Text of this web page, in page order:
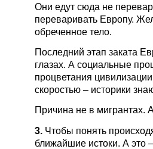
Они едут сюда не
переваривать Европу.
обреченное тело.
Последний этап заката
глазах. А социальные
процветания
скоростью – историки
Причина не в мигрантах.
3. Чтобы понять
ближайшие истоки. А это